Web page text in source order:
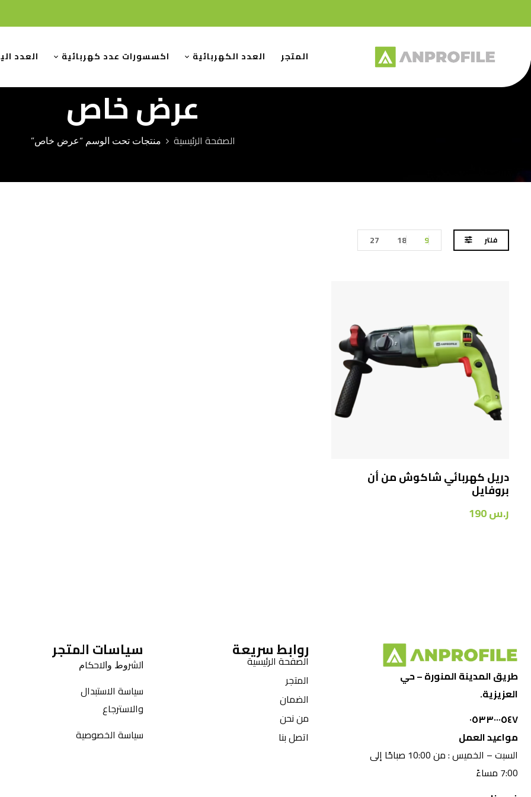
المتجر العدد الكهربائية اكسسورات عدد كهربائية العدد
عرض خاص
الصفحة الرئيسية منتجات تحت الوسم “عرض خاص”
فلتر 9
18
27
دريل كهربائي شاكوش من أن
بروفايل
ر.س190
طريق المدينة المنورة – حي
العزيزية.
٠٥٣٣٠٠٠٥٤٧
مواعيد العمل
السبت – الخميس : من 10:00 صباحًا إلى
7:00 مساءً
روابط سريعة
الصفحة الرئيسية
المتجر
الضمان
من نحن
اتصل بنا
سياسات المتجر
ﺍﻟﺸﺮﻭﻁ ﻭﺍﻻﺣﻜﺎﻡ
سياسة الاستبدال
والاسترجاع
سياسة الخصوصية